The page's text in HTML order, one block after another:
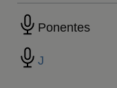
Ponentes
J